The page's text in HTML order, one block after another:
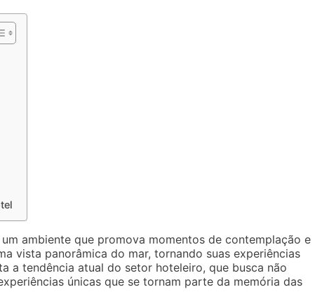
ambiente que promova momentos de contemplação e
vista panorâmica do mar, tornando suas experiências
a tendência atual do setor hoteleiro, que busca não
únicas que se tornam parte da memória das